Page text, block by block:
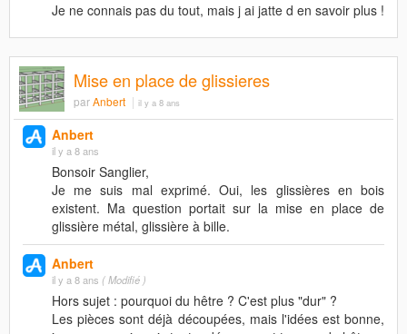
Je ne connais pas du tout, mais j ai jatte d en savoir plus !
Mise en place de glissieres
parAnbert il y a 8 ans
Anbert
il y a 8 ans
Bonsoir Sanglier,
Je me suis mal exprimé. Oui, les glissières en bois
existent. Ma question portait sur la mise en place de
glissière métal, glissière à bille.
Anbert
il y a 8 ans ( Modifié )
Hors sujet : pourquoi du hêtre ? C'est plus "dur" ?
Les pièces sont déjà découpées, mais l'idées est bonne,